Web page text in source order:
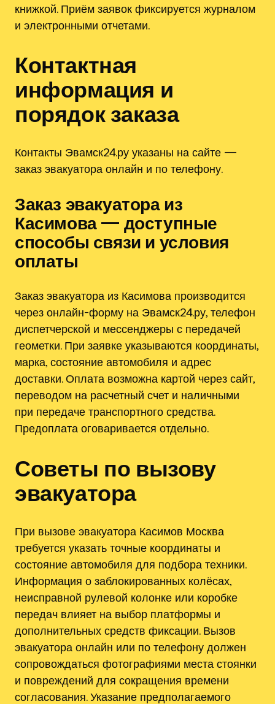
книжкой. Приём заявок фиксируется журналом
и электронными отчетами.
Контактная
информация и
порядок заказа
Контакты Эвамск24.ру указаны на сайте —
заказ эвакуатора онлайн и по телефону.
Заказ эвакуатора из
Касимова — доступные
способы связи и условия
оплаты
Заказ эвакуатора из Касимова производится
через онлайн-форму на Эвамск24.ру, телефон
диспетчерской и мессенджеры с передачей
геометки. При заявке указываются координаты,
марка, состояние автомобиля и адрес
доставки. Оплата возможна картой через сайт,
переводом на расчетный счет и наличными
при передаче транспортного средства.
Предоплата оговаривается отдельно.
Советы по вызову
эвакуатора
При вызове эвакуатора Касимов Москва
требуется указать точные координаты и
состояние автомобиля для подбора техники.
Информация о заблокированных колёсах,
неисправной рулевой колонке или коробке
передач влияет на выбор платформы и
дополнительных средств фиксации. Вызов
эвакуатора онлайн или по телефону должен
сопровождаться фотографиями места стоянки
и повреждений для сокращения времени
согласования. Указание предполагаемого